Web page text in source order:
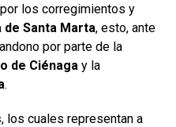
los corregimientos y
de Santa Marta, esto, ante
por parte de la
de Ciénaga y la
.
, los cuales representan a